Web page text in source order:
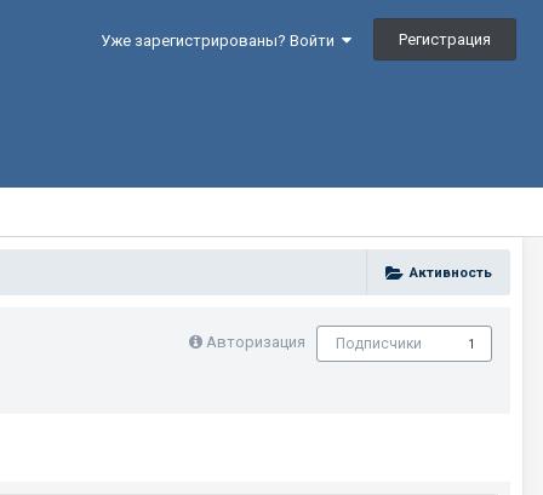
Уже зарегистрированы? Войти Регистрация
Активность
Авторизация Подписчики 1